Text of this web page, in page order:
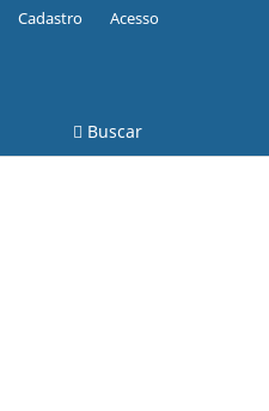
Buscar
Cadastro Acesso